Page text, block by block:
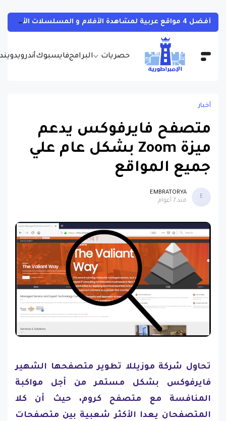
حصريات البرامجفايسبوكأندرويد
أفضل 4 مواقع عربية لمشاهدة الأفلام و المسلسلات الأجنبية بجودات مختلفة و بالمجان مع مترجمة
أخبار
متصفح فايرفوكس يدعم
ميزة Zoom بشكل عام علي
جميع المواقع
E
EMBRATORYA
منذ 7 أعوام
تحاول شركة موزيللا تطوير متصفحها الشهير
فايرفوكس بشكل مستمر من أجل مواكبة
المنافسة مع متصفح كروم، حيث أن كلا
المتصفحان يعدا الأكثر شعبية بين متصفحات